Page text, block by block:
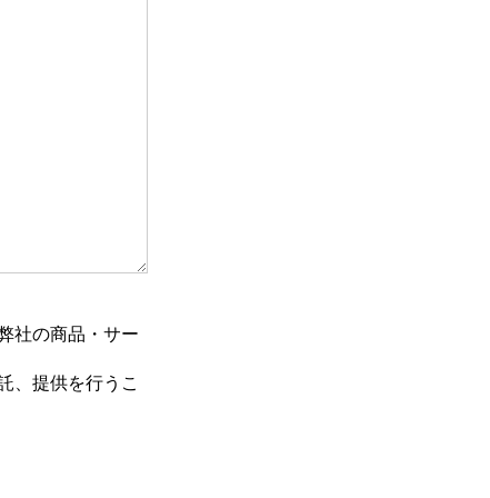
社の商品・サー
、提供を行うこ